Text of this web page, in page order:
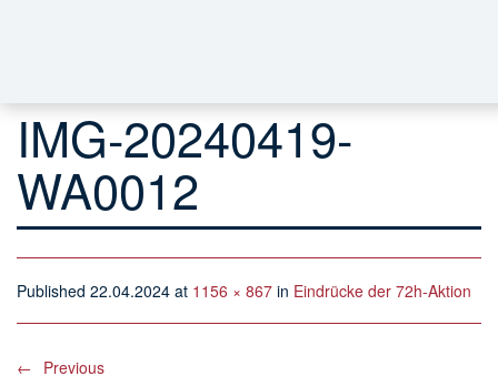
IMG-20240419-
WA0012
Published 22.04.2024 at 1156 × 867 in Eindrücke der 72h-Aktion
←
Previous